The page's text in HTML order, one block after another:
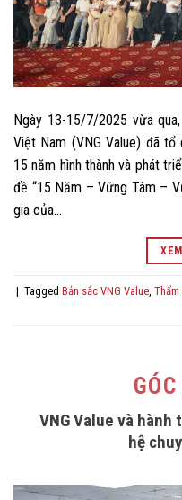
Ngày 13-15/7/2025 vừa
Việt Nam (VNG Value) đã
15 năm hình thành và phát
đề “15 Năm – Vững Tâm –
gia của…
| Tagged Bản sắc VNG Value
GÓC
VNG Value và hành
hệ